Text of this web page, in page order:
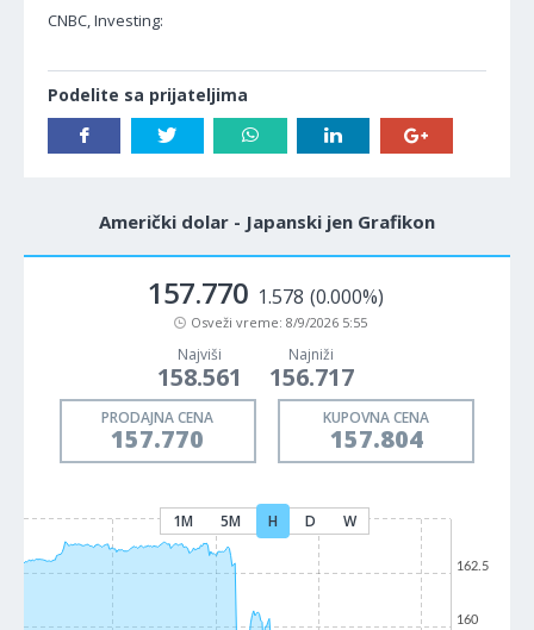
CNBC, Investing:
Podelite sa prijateljima
Američki dolar - Japanski jen Grafikon
157.770 1.578 (0.000%)
Osveži vreme: 8/9/2026 5:55
Najviši
158.561
Najniži
156.717
PRODAJNA CENA
157.770
KUPOVNA CENA
157.804
1M 5M H D W
160
162.5